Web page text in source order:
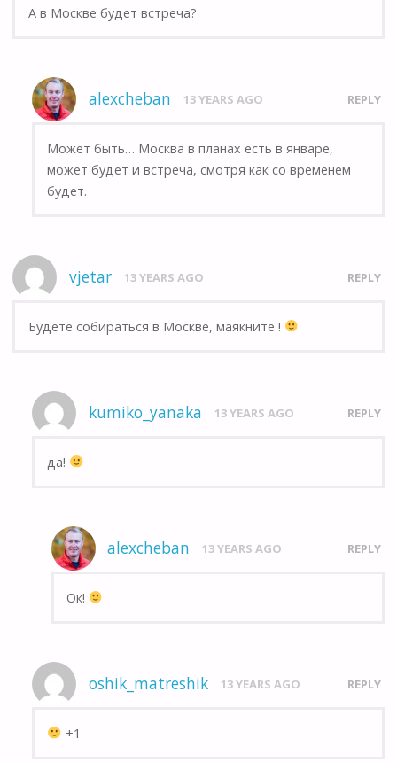
А в Москве будет встреча?
alexcheban 13 YEARS AGO REPLY
Может быть… Москва в планах есть в январе,
может будет и встреча, смотря как со временем
будет.
vjetar 13 YEARS AGO REPLY
Будете собираться в Москве, маякните !
kumiko_yanaka 13 YEARS AGO REPLY
да!
alexcheban 13 YEARS AGO REPLY
Ок!
oshik_matreshik 13 YEARS AGO REPLY
+1